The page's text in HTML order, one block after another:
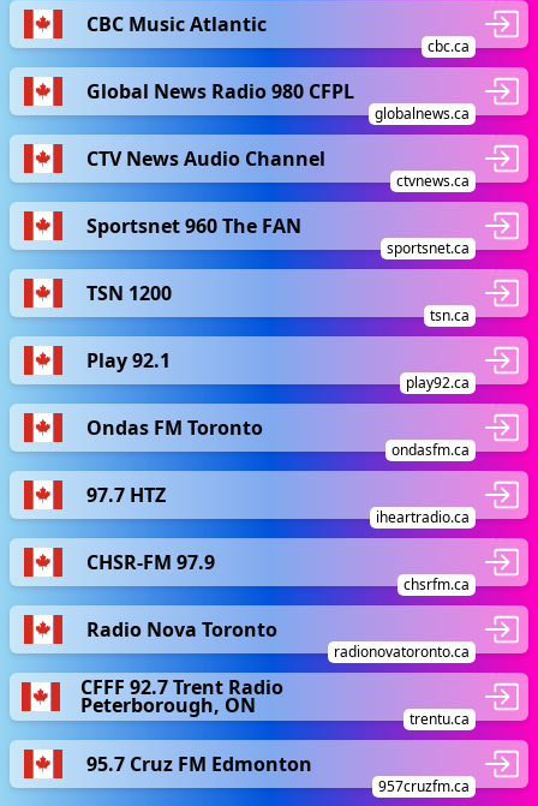
CBC Music Atlantic
cbc.ca
Global News Radio 980 CFPL
globalnews.ca
CTV News Audio Channel
ctvnews.ca
Sportsnet 960 The FAN
sportsnet.ca
TSN 1200
tsn.ca
Play 92.1
play92.ca
Ondas FM Toronto
ondasfm.ca
97.7 HTZ
iheartradio.ca
CHSR-FM 97.9
chsrfm.ca
Radio Nova Toronto
radionovatoronto.ca
CFFF 92.7 Trent Radio
Peterborough, ON
trentu.ca
95.7 Cruz FM Edmonton
957cruzfm.ca